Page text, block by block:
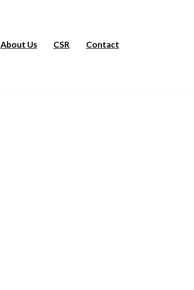
About Us CSR Contact